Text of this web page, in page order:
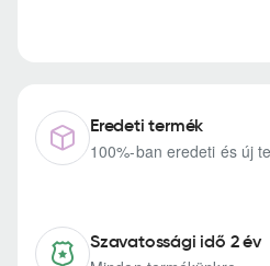
Eredeti termék
100%-ban eredeti és új
Szavatossági idő 2 év